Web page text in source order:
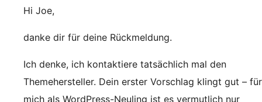
Hi Joe,
danke dir für deine Rückmeldung.
Ich denke, ich kontaktiere tatsächlich mal den
Themehersteller. Dein erster Vorschlag klingt gut – für
mich als WordPress-Neuling ist es vermutlich nur